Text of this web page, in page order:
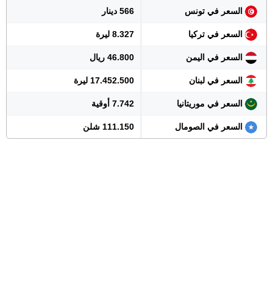
السعر في تونس 566 دينار
السعر في تركيا 8.327 ليرة
السعر في اليمن 46.800 ريال
السعر في لبنان 17.452.500 ليرة
السعر في موريتانيا 7.742 أوقية
السعر في الصومال 111.150 شلن